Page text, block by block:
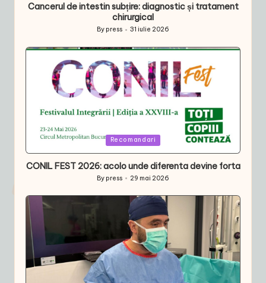
Cancerul de intestin subțire: diagnostic și tratament
chirurgical
Posted
By press 31 iulie 2026
Posted
in
Recomandari
CONIL FEST 2026: acolo unde diferenta devine forta
Posted
by
By press 29 mai 2026